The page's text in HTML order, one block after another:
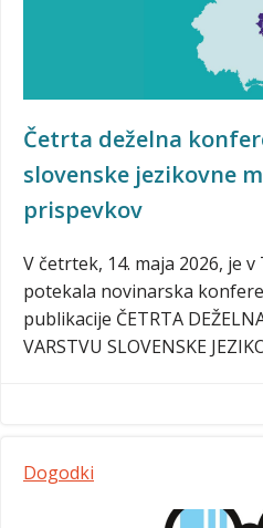
Četrta deželna
slovenske jezikovne
prispevkov
V četrtek, 14. maja 2026, je
potekala novinarska
publikacije ČETRTA
VARSTVU SLOVENSKE
Dogodki